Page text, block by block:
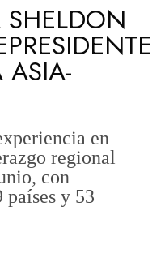
ASIA-
en
regional
con
países y 53